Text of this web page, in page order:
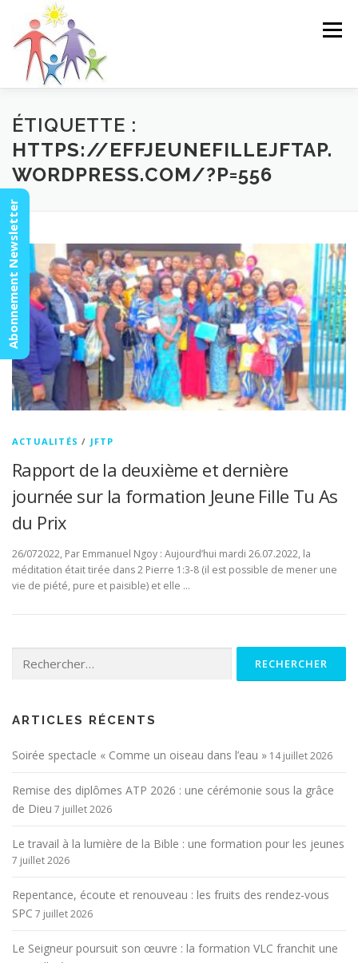
contenu
Menu
ACCUEIL ACTUALITÉS
VIDÉOS CONTACT ESPACE MEMBRES
ÉTIQUETTE :
HTTPS://EFFJEUNEFILLEJFTAP.
WORDPRESS.COM/?P=556
ACTUALITÉS / JFTP
Rapport de la deuxième et dernière
journée sur la formation Jeune Fille Tu As
du Prix
26/072022, Par Emmanuel Ngoy : Aujourd’hui mardi 26.07.2022, la
méditation était tirée dans 2 Pierre 1:3-8 (il est possible de mener une
vie de piété, pure et paisible) et elle …
ARTICLES RÉCENTS
Soirée spectacle « Comme un oiseau dans l’eau » 14 juillet 2026
Remise des diplômes ATP 2026 : une cérémonie sous la grâce
de Dieu 7 juillet 2026
Le travail à la lumière de la Bible : une formation pour les jeunes
7 juillet 2026
Repentance, écoute et renouveau : les fruits des rendez-vous
SPC 7 juillet 2026
Le Seigneur poursuit son œuvre : la formation VLC franchit une
Abonnement Newsletter